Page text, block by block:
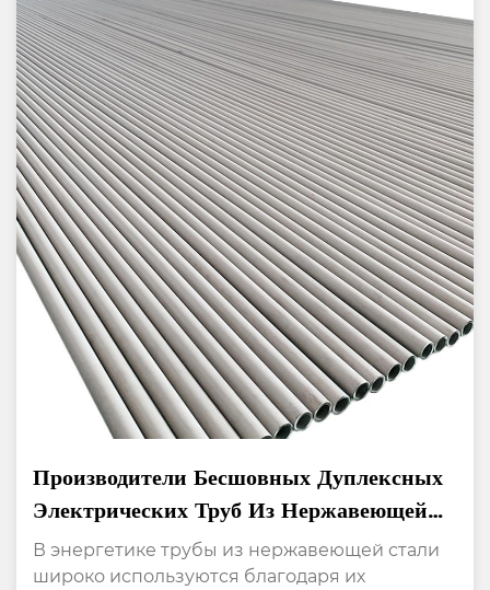
Производители Бесшовных Дуплексных
Электрических Труб Из Нержавеющей
Стали 114, Устойчивых К Высоким
Температурам
В энергетике трубы из нержавеющей стали
широко используются благодаря их